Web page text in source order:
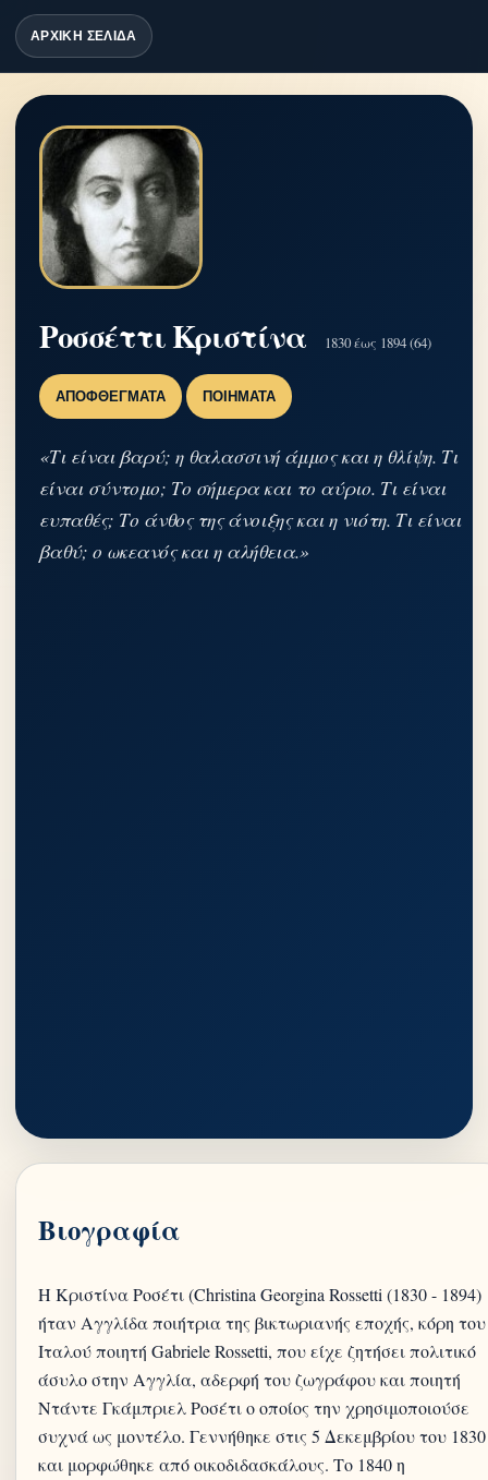
ΑΡΧΙΚΗ ΣΕΛΙΔΑ
Ροσσέττι Κριστίνα 1830 έως 1894 (64)
ΑΠΟΦΘΈΓΜΑΤΑ ΠΟΙΉΜΑΤΑ
«Τι είναι βαρύ; η θαλασσινή άμμος και η θλίψη. Τι
είναι σύντομο; Το σήμερα και το αύριο. Τι είναι
ευπαθές; Το άνθος της άνοιξης και η νιότη. Τι είναι
βαθύ; ο ωκεανός και η αλήθεια.»
Βιογραφία
H Κριστίνα Ροσέτι (Christina Georgina Rossetti (1830 - 1894)
ήταν Αγγλίδα ποιήτρια της βικτωριανής εποχής, κόρη του
Ιταλού ποιητή Gabriele Rossetti, που είχε ζητήσει πολιτικό
άσυλο στην Αγγλία, αδερφή του ζωγράφου και ποιητή
Ντάντε Γκάμπριελ Ροσέτι ο οποίος την χρησιμοποιούσε
συχνά ως μοντέλο. Γεννήθηκε στις 5 Δεκεμβρίου του 1830
και μορφώθηκε από οικοδιδασκάλους. Το 1840 η